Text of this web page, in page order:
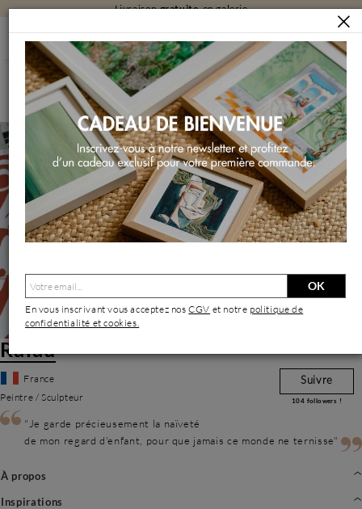
Livraisongratuiteen galerie
ARTISTES RALAU
Ralau | Artiste Contemporain : Oeuvres & Biographie
Ralau
France
Peintre / Sculpteur
Suivre
104 followers !
"Je garde précieusement la naïveté
de mon regard d'enfant, pour que jamais ce monde ne ternisse"
À propos
Inspirations
OK
En vous inscrivant vous acceptez nosCGV et notre politique de
confidentialité et cookies.